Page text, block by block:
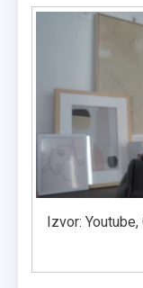
Izvor: